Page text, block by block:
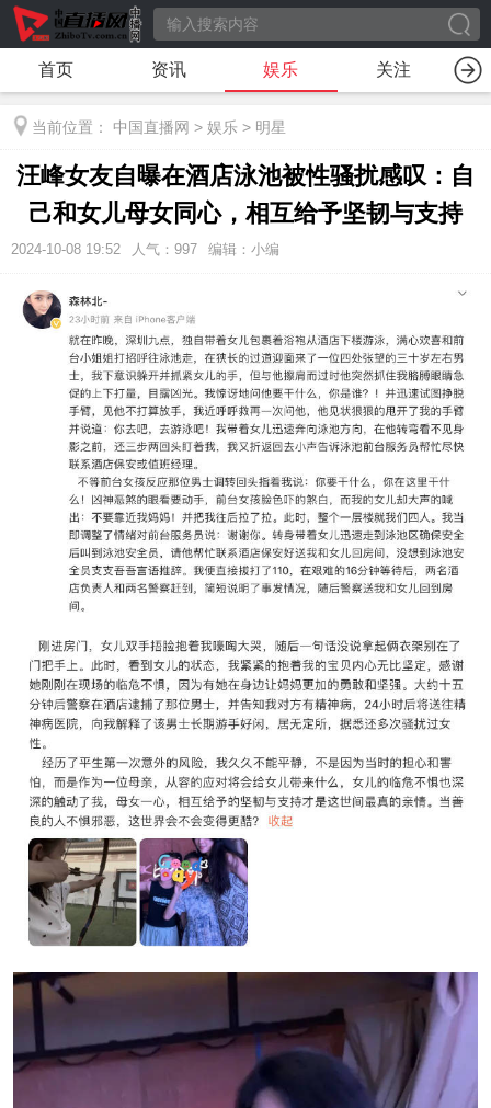
首页 资讯 娱乐 关注
当前位置： 中国直播网 > 娱乐 > 明星
汪峰女友自曝在酒店泳池被性骚扰感叹：自
己和女儿母女同心，相互给予坚韧与支持
2024-10-08 19:52 人气： 997 编辑：小编